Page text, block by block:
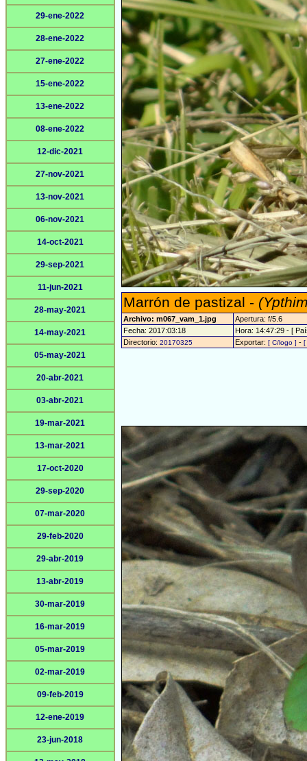
29-ene-2022
28-ene-2022
27-ene-2022
15-ene-2022
13-ene-2022
08-ene-2022
12-dic-2021
27-nov-2021
13-nov-2021
06-nov-2021
14-oct-2021
29-sep-2021
11-jun-2021
28-may-2021
14-may-2021
05-may-2021
20-abr-2021
03-abr-2021
19-mar-2021
13-mar-2021
17-oct-2020
29-sep-2020
07-mar-2020
29-feb-2020
29-abr-2019
13-abr-2019
30-mar-2019
16-mar-2019
05-mar-2019
02-mar-2019
09-feb-2019
12-ene-2019
23-jun-2018
Marrón de pastizal -
Archivo: m067_vam_1.jpg
Apertura: f/5.6
Fecha: 2017:03:18
Hora: 14:47:29 - [
Directorio: 20170325 Exportar: [ C/logo ] - [